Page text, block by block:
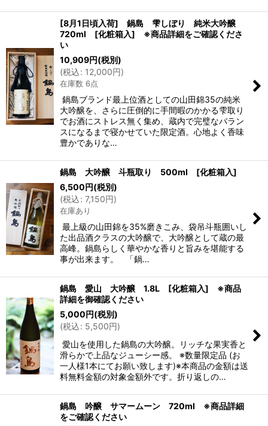
[8月1日頃入荷] 鍋島 雫しぼり 純米大吟醸
720ml [化粧箱入] ※商品詳細をご確認くださ
い
10,909円(税別)
(税込: 12,000円)
在庫数 6点
鍋島ブランド最上位酒としての山田錦35の純米
大吟醸を、さらに圧倒的に手間暇のかかる雫取り
でお酒にストレス無く集め、蔵内で完璧なバラン
スになるまで寝かせていた限定酒。心地よく香味
豊かでありな…
鍋島 大吟醸 斗瓶取り 500ml [化粧箱入]
6,500円(税別)
(税込: 7,150円)
在庫あり
最上級の山田錦を35%磨きこみ、袋吊斗瓶囲いし
た出品酒クラスの大吟醸で、大吟醸として蔵の最
高峰。鍋島らしく華やかな香りと旨みを堪能する
事が出来ます。 「鍋…
鍋島 愛山 大吟醸 1.8L [化粧箱入] ※商品
詳細を御確認ください
5,000円(税別)
(税込: 5,500円)
愛山を使用した鍋島の大吟醸。リッチな果実香と
滑らかで上品なジューシー感。 ※数量限定品 (お
一人様1本にてお願い致します)※本商品の金額は送
料無料金額の対象金額外です。折り返しの…
鍋島 吟醸 サマームーン 720ml ※商品詳細
をご確認ください